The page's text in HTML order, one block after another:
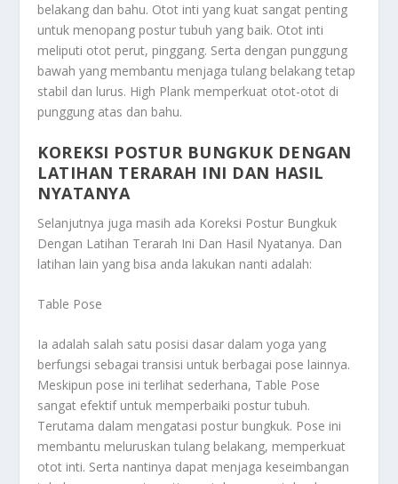
belakang dan bahu. Otot inti yang kuat sangat penting
untuk menopang postur tubuh yang baik. Otot inti
meliputi otot perut, pinggang. Serta dengan punggung
bawah yang membantu menjaga tulang belakang tetap
stabil dan lurus. High Plank memperkuat otot-otot di
punggung atas dan bahu.
KOREKSI POSTUR BUNGKUK DENGAN
LATIHAN TERARAH INI DAN HASIL
NYATANYA
Selanjutnya juga masih ada Koreksi Postur Bungkuk
Dengan Latihan Terarah Ini Dan Hasil Nyatanya. Dan
latihan lain yang bisa anda lakukan nanti adalah:
Table Pose
Ia adalah salah satu posisi dasar dalam yoga yang
berfungsi sebagai transisi untuk berbagai pose lainnya.
Meskipun pose ini terlihat sederhana, Table Pose
sangat efektif untuk memperbaiki postur tubuh.
Terutama dalam mengatasi postur bungkuk. Pose ini
membantu meluruskan tulang belakang, memperkuat
otot inti. Serta nantinya dapat menjaga keseimbangan